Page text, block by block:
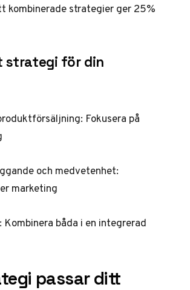
kombinerade strategier ger 25%
strategi för din
Fokusera på
och medvetenhet:
marketing
båda i en integrerad
passar ditt